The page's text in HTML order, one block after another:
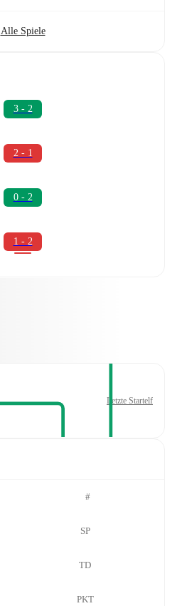
Alle Spiele
3 - 2
2 - 1
0 - 2
1 - 2
Letzte Startelf
#
SP
TD
PKT